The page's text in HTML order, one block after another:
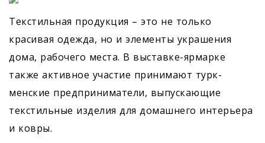
Текстильная продукция – это не только
красивая одежда, но и элементы украшения
дома, рабочего места. В выставке-ярмарке
также активное участие принимают турк­
менские предприниматели, выпус­кающие
текстильные изделия для домашнего интерьера
и ковры.